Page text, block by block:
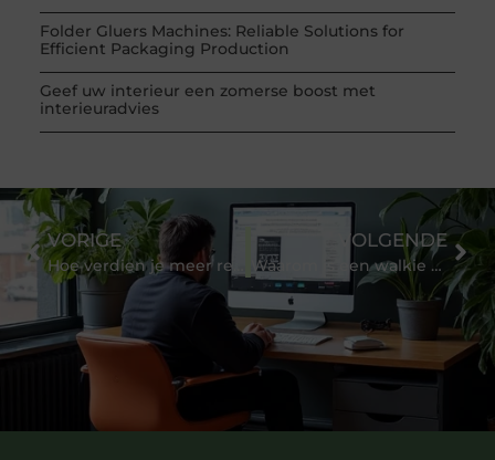
Folder Gluers Machines: Reliable Solutions for
Efficient Packaging Production
Geef uw interieur een zomerse boost met
interieuradvies
VORIGE VOLGENDE
Waarom is een walkie talkie handig?